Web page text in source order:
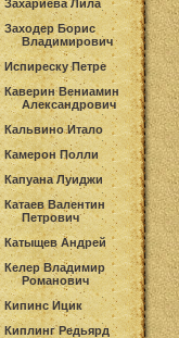
Захариева Лила
Заходер Борис
Владимирович
Испиреску Петре
Каверин Вениамин
Александрович
Кальвино Итало
Камерон Полли
Капуана Луиджи
Катаев Валентин
Петрович
Катыщев Андрей
Келер Владимир
Романович
Кипинс Ицик
Киплинг Редьярд